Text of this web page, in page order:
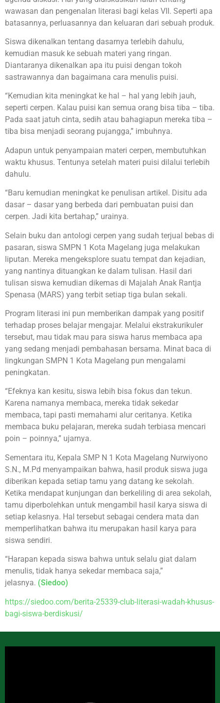
wawasan dan pengenalan literasi bagi kelas VII. Seperti apa
batasannya, perluasannya dan keluaran dari sebuah produk.
Siswa dikenalkan tentang dasarnya terlebih dahulu,
kemudian masuk ke sebuah materi yang ringan.
Diantaranya dikenalkan apa itu puisi dengan tokoh
sastrawannya dan bagaimana cara menulis puisi.
“Kemudian kita meningkat ke hal – hal yang lebih jauh,
seperti cerpen. Kalau puisi kan semua orang bisa tiba – tiba.
Pada saat jatuh cinta, sedih atau bahagiapun mereka tiba –
tiba bisa menjadi seorang pujangga,” imbuhnya.
Adapun untuk penyampaian materi cerpen, membutuhkan
waktu khusus. Tentunya setelah materi puisi dilalui terlebih
dahulu.
“Baru kemudian meningkat ke penulisan artikel. Disitu ada
dasar – dasar yang berbeda dari pembuatan puisi dan
cerpen. Jadi kita bertahap,” urainya.
Selain buku dan antologi cerpen yang sudah terjual bebas di
pasaran, siswa SMPN 1 Kota Magelang juga melakukan
liputan. Mereka mengeksplore suatu tempat dan kejadian,
yang nantinya dituangkan ke dalam tulisan. Hasil dari
tulisan siswa kemudian dikemas di Majalah Anak Rantja
Spenasa (MARS) yang terbit setiap tiga bulan sekali.
Program literasi ini pun memberikan dampak yang positif
terhadap proses belajar mengajar. Melalui ekstrakurikuler
tersebut, mau tidak mau para siswa harus membaca apa
yang sedang menjadi pembahasan bersama. Minat baca di
lingkungan SMPN 1 Kota Magelang pun mengalami
peningkatan.
“Efeknya kan kesitu, siswa lebih bisa fokus dan tekun.
Karena namanya membaca, mereka tidak sekedar
membaca, tapi pasti memahami alur ceritanya. Ketika
membaca buku pelajaran, mereka sudah terbiasa mencari
poin – poinnya,” ujarnya.
Sementara itu, Kepala SMP N 1 Kota Magelang Nurwiyono
S.N., M.Pd menyampaikan bahwa, hasil produk siswa juga
diberikan kepada setiap tamu yang datang ke sekolah.
Ketika mendapat kunjungan dan berkeliling di area sekolah,
tamu diperbolehkan untuk mengambil hasil karya siswa di
setiap kelasnya. Hal tersebut sebagai cendera mata dan
memperlihatkan bahwa itu merupakan hasil karya para
siswa sendiri.
“Harapan kepada siswa bahwa untuk selalu giat dalam
menulis, tidak hanya sekedar membaca saja,”
jelasnya. (Siedoo)
https://siedoo.com/berita-25339-club-literasi-wadah-khusus-
bagi-siswa-berdiskusi/